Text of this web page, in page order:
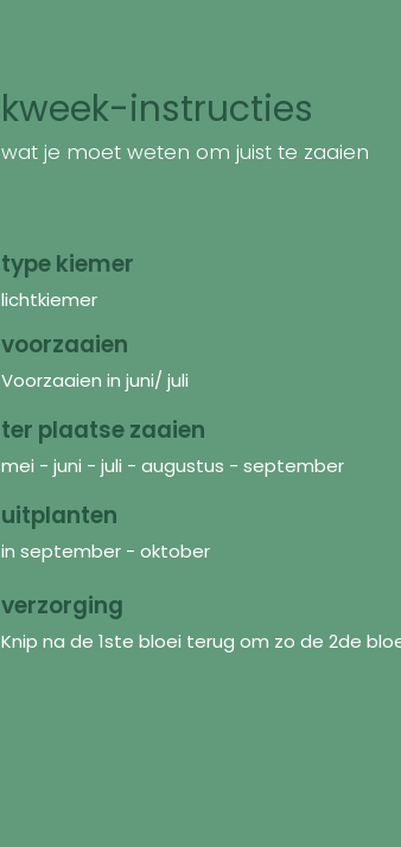
kweek-instructies
wat je moet weten om juist te zaaien
type kiemer
lichtkiemer
voorzaaien
Voorzaaien in juni/ juli
ter plaatse zaaien
mei - juni - juli - augustus - september
uitplanten
in september - oktober
verzorging
Knip na de 1ste bloei terug om zo de 2de